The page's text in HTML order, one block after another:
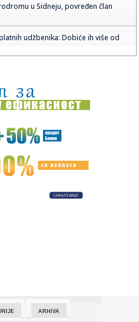
u Sidneju, povređen član
udžbenika: Dobiće ih više od
kraja pa ostao "kratkih rukava"
plaži u Hrvatskoj, povrijeđeno dvoje
sukoba: U Ukrajini i Rusiji stradaju
Makedonija kandidati za EP
Makedoniji izbilo 25 požara,
ARHIVA